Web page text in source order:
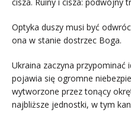
Optyka duszy musi być
ona w stanie dostrzec Boga.
Ukraina zaczyna przypominać
pojawia się ogromne
wytworzone przez tonący
najbliższe jednostki, w tym